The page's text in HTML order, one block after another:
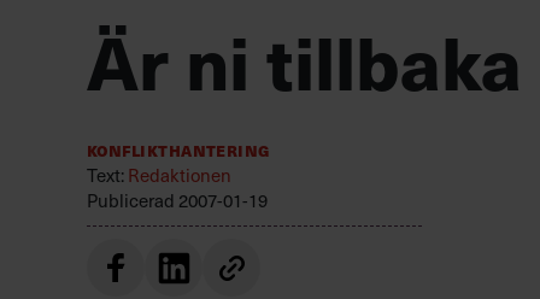
Är ni
Konflikthantering
Text:Redaktionen
Publicerad 2007-01-19